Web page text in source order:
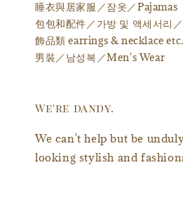
睡衣與居家服／잠옷／Pajamas
包包和配件／가방 및 액세서리
飾品類 earrings & necklace
男裝／남성복／Men's Wear
We're dandy.
We can't help but be
looking stylish and